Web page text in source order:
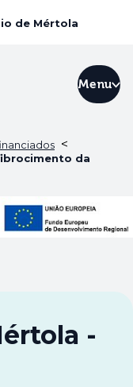
de Mértola
Menu
<
da
-